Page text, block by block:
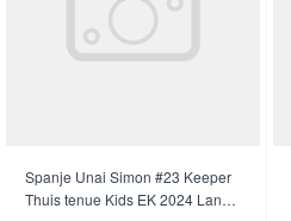
Spanje Unai Simon #23 Keeper
Thuis tenue Kids EK 2024 Lange